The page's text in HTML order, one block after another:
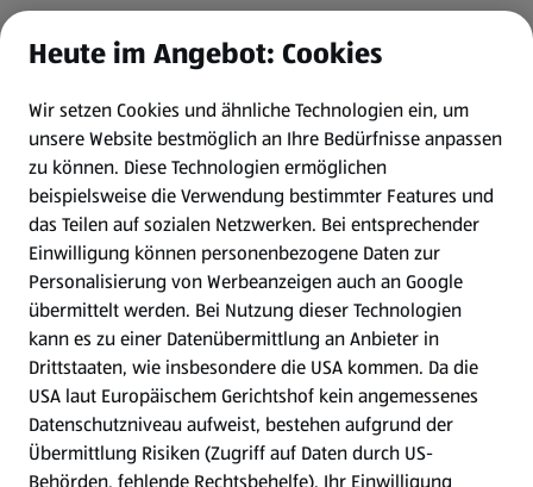
Newsletter
WhatsApp
Gewinnspiele
Mein HOFER. Meine Einkäufe.
Meine Meinung. Mein HOFER.
Gutscheingroßbestellung
(öffnet in einem neuen Tab)
Folge uns hier:
Heute im Angebot: Cookies
Wir setzen Cookies und ähnliche Technologien ein, um
unsere Website bestmöglich an Ihre Bedürfnisse anpassen
zu können. Diese Technologien ermöglichen
beispielsweise die Verwendung bestimmter Features und
das Teilen auf sozialen Netzwerken. Bei entsprechender
Einwilligung können personenbezogene Daten zur
Personalisierung von Werbeanzeigen auch an Google
übermittelt werden. Bei Nutzung dieser Technologien
kann es zu einer Datenübermittlung an Anbieter in
Drittstaaten, wie insbesondere die USA kommen. Da die
USA laut Europäischem Gerichtshof kein angemessenes
Datenschutzniveau aufweist, bestehen aufgrund der
Übermittlung Risiken (Zugriff auf Daten durch US-